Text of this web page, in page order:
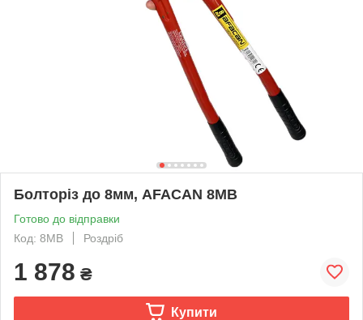
Болторіз до 8мм, AFACAN 8МВ
Готово до відправки
Код: 8MB
Роздріб
1 878 ₴
Купити